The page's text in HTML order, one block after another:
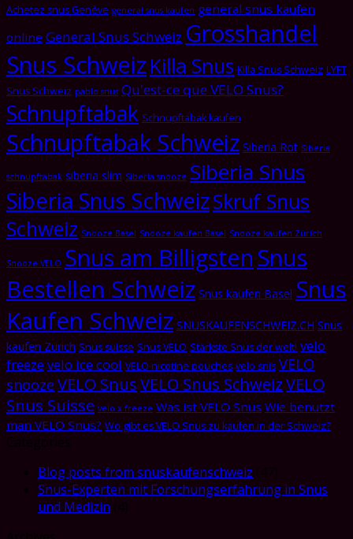
Achetez snus Genève general snus kaufen general snus kaufen
online General Snus Schweiz Grosshandel
Snus Schweiz Killa Snus Killa Snus Schweiz LYFT
Snus Schweiz pablo snus Qu'est-ce que VELO Snus?
Schnupftabak Schnupftabak kaufen
Schnupftabak Schweiz Siberia Rot Siberia
schnupftabak siberia slim Siberia snooze Siberia Snus
Siberia Snus SchweizSkruf Snus
Schweiz Snooze Basel Snooze kaufen Basel Snooze kaufen Zürich
Snooze VELO Snus am BilligstenSnus
Bestellen Schweiz Snus kaufen Basel Snus
Kaufen Schweiz SNUSKAUFENSCHWEIZ.CH Snus
kaufen Zürich Snus suisse Snus VELO Stärkste Snus der welt! velo
freeze velo ice cool VELO nicotine pouches velo snis VELO
snooze VELO SnusVELO Snus SchweizVELO
Snus Suisse velo x freeze Was ist VELO Snus Wie benutzt
man VELO Snus? Wo gibt es VELO Snus zu kaufen in der Schweiz?
Blog posts from snuskaufenschweiz
Snus-Experten mit Forschungserfahrung in Snus
und Medizin